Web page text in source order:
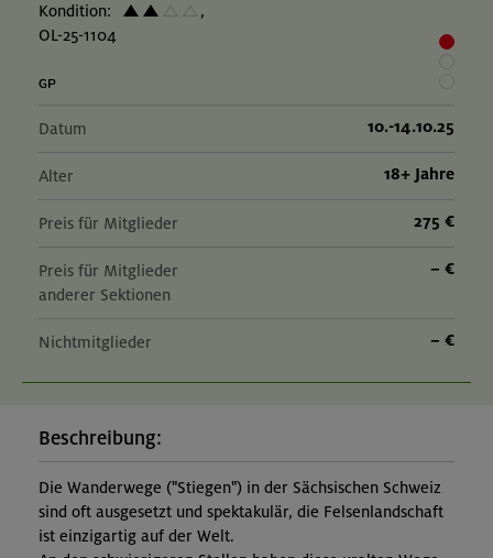
Kondition:
,
OL-25-1104
Datum 10.-14.10.25
Alter 18+ Jahre
Preis für Mitglieder 275 €
Preis für Mitglieder
anderer Sektionen
– €
Nichtmitglieder – €
Beschreibung:
Die Wanderwege ("Stiegen") in der Sächsischen Schweiz
sind oft ausgesetzt und spektakulär, die Felsenlandschaft
ist einzigartig auf der Welt.